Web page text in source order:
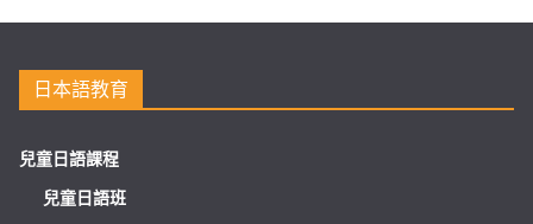
日本語教育
兒童日語課程
兒童日語班